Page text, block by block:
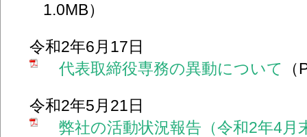
1.0MB）
令和2年6月17日
代表取締役専務の異動について
令和2年5月21日
弊社の活動状況報告（令和2年4月